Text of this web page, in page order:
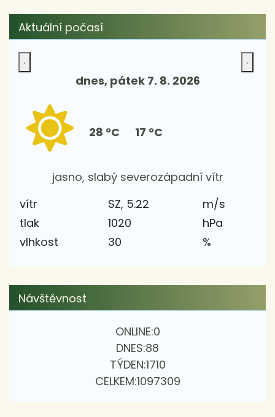
Aktuální počasí
dnes, pátek 7. 8. 2026
28 °C 17 °C
jasno, slabý severozápadní vítr
vítr
SZ, 5.22
m/s
tlak
1020
hPa
vlhkost
30 %
Návštěvnost
ONLINE:0
DNES:88
TÝDEN:1710
CELKEM:1097309